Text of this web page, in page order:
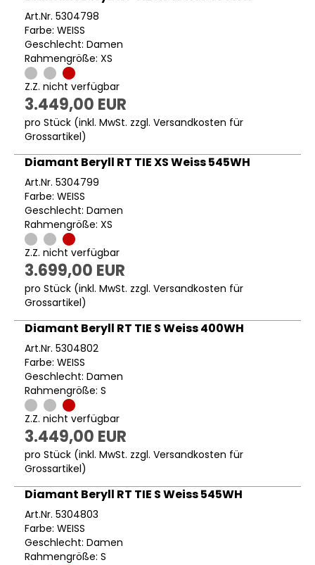
Art.Nr. 5304798
Farbe: WEISS
Geschlecht: Damen
Rahmengröße: XS
Z.Z. nicht verfügbar
3.449,00 EUR
pro Stück (inkl. MwSt. zzgl. Versandkosten für
Grossartikel)
Diamant Beryll RT TIE XS Weiss 545WH
Art.Nr. 5304799
Farbe: WEISS
Geschlecht: Damen
Rahmengröße: XS
Z.Z. nicht verfügbar
3.699,00 EUR
pro Stück (inkl. MwSt. zzgl. Versandkosten für
Grossartikel)
Diamant Beryll RT TIE S Weiss 400WH
Art.Nr. 5304802
Farbe: WEISS
Geschlecht: Damen
Rahmengröße: S
Z.Z. nicht verfügbar
3.449,00 EUR
pro Stück (inkl. MwSt. zzgl. Versandkosten für
Grossartikel)
Diamant Beryll RT TIE S Weiss 545WH
Art.Nr. 5304803
Farbe: WEISS
Geschlecht: Damen
Rahmengröße: S